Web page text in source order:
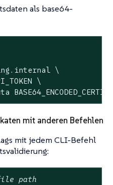
als base64-
\
\
mit anderen Befehlen
mit jedem CLI-Befehl
path